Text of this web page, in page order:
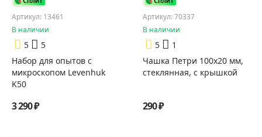
Артикул: 13461
В наличии
5
5
Набор для опытов с
микроскопом Levenhuk
K50
3 290 ₽
Артикул: 70337
В наличии
5
1
Чашка Петри 100х20 мм,
стеклянная, с крышкой
290 ₽